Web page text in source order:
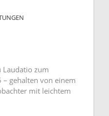
Laudatio zum
– gehalten von einem
mit leichtem